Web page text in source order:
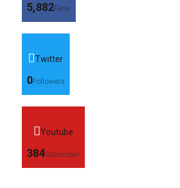
5,882Fans
Twitter
0Followers
Youtube
384Subscriber